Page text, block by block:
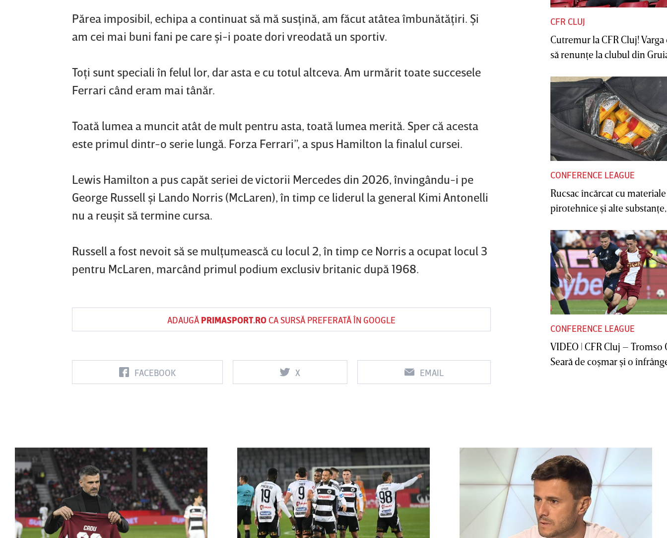
Părea imposibil, echipa a continuat să mă susţină, am făcut atâtea îmbunătăţiri. Şi
am cei mai buni fani pe care şi-i poate dori vreodată un sportiv.
Toţi sunt speciali în felul lor, dar asta e cu totul altceva. Am urmărit toate succesele
Ferrari când eram mai tânăr.
Toată lumea a muncit atât de mult pentru asta, toată lumea merită. Sper că acesta
este primul dintr-o serie lungă. Forza Ferrari”, a spus Hamilton la finalul cursei.
Lewis Hamilton a pus capăt seriei de victorii Mercedes din 2026, învingându-i pe
George Russell şi Lando Norris (McLaren), în timp ce liderul la general Kimi Antonelli
nu a reuşit să termine cursa.
Russell a fost nevoit să se mulţumească cu locul 2, în timp ce Norris a ocupat locul 3
pentru McLaren, marcând primul podium exclusiv britanic după 1968.
ADAUGĂ PRIMASPORT.ROCA SURSĂ PREFERATĂ ÎN GOOGLE
FACEBOOK X EMAIL
CFR CLUJ
Cutremur la CFR Cluj! Varga
să renunţe la clubul din
CONFERENCE LEAGUE
Rucsac încărcat cu materiale
pirotehnice şi alte substanţe,
CONFERENCE LEAGUE
VIDEO | CFR Cluj – Tromso
Seară de coşmar şi o